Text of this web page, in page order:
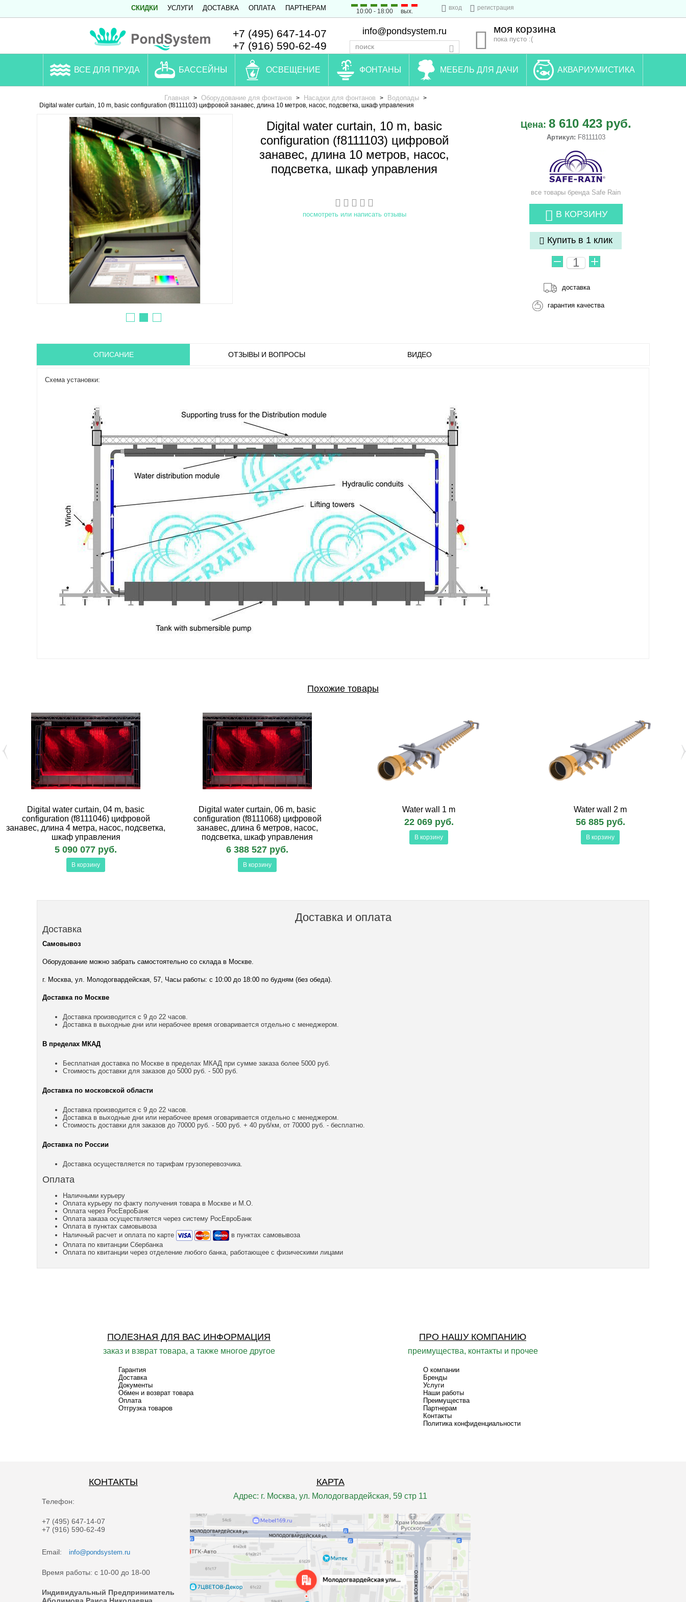
СКИДКИ УСЛУГИ ДОСТАВКА ОПЛАТА ПАРТНЕРАМ 10:00 - 18:00 вых.
вход регистрация
+7 (495) 647-14-07
+7 (916) 590-62-49
info@pondsystem.ru моя корзина
пока пусто :(
ВСЕ ДЛЯ ПРУДА БАССЕЙНЫ ОСВЕЩЕНИЕ ФОНТАНЫ МЕБЕЛЬ ДЛЯ ДАЧИ АКВАРИУМИСТИКА
Главная > Оборудование для фонтанов > Насадки для фонтанов > Водопады >
Digital water curtain, 10 m, basic configuration (f8111103) цифровой занавес, длина 10 метров, насос, подсветка, шкаф управления
Digital water curtain, 10 m, basic
configuration (f8111103) цифровой
занавес, длина 10 метров, насос,
подсветка, шкаф управления
посмотреть или написать отзывы
Цена: 8 610 423 руб.
Артикул: F8111103
все товары бренда Safe Rain
В КОРЗИНУ
Купить в 1 клик
доставка
гарантия качества
ОПИСАНИЕ ОТЗЫВЫ И ВОПРОСЫ ВИДЕО
Схема установки:
Похожие товары
Digital water curtain, 04 m, basic
configuration (f8111046) цифровой
занавес, длина 4 метра, насос, подсветка,
шкаф управления
5 090 077 руб.
В корзину
Digital water curtain, 06 m, basic
configuration (f8111068) цифровой
занавес, длина 6 метров, насос,
подсветка, шкаф управления
6 388 527 руб.
В корзину
Water wall 1 m
22 069 руб.
В корзину
Water wall 2 m
56 885 руб.
В корзину
Доставка и оплата
Доставка
Самовывоз
Оборудование можно забрать самостоятельно со склада в Москве.
г. Москва, ул. Молодогвардейская, 57, Часы работы: с 10:00 до 18:00 по будням (без обеда).
Доставка по Москве
Доставка производится с 9 до 22 часов.
Доставка в выходные дни или нерабочее время оговаривается отдельно с менеджером.
В пределах МКАД
Бесплатная доставка по Москве в пределах МКАД при сумме заказа более 5000 руб.
Стоимость доставки для заказов до 5000 руб. - 500 руб.
Доставка по московской области
Доставка производится с 9 до 22 часов.
Доставка в выходные дни или нерабочее время оговаривается отдельно с менеджером.
Стоимость доставки для заказов до 70000 руб. - 500 руб. + 40 руб/км, от 70000 руб. - бесплатно.
Доставка по России
Доставка осуществляется по тарифам грузоперевозчика.
Оплата
Наличными курьеру
Оплата курьеру по факту получения товара в Москве и М.О.
Оплата через РосЕвроБанк
Оплата заказа осуществляется через систему РосЕвроБанк
Оплата в пунктах самовывоза
Наличный расчет и оплата по карте
в пунктах самовывоза
Оплата по квитанции Сбербанка
Оплата по квитанции через отделение любого банка, работающее с физическими лицами
ПРО НАШУ КОМПАНИЮ
преимущества, контакты и прочее
О компании
Бренды
Услуги
Наши работы
Преимущества
Партнерам
Контакты
Политика конфиденциальности
ПОЛЕЗНАЯ ДЛЯ ВАС ИНФОРМАЦИЯ
заказ и взврат товара, а также многое другое
Гарантия
Доставка
Документы
Обмен и возврат товара
Оплата
Отгрузка товаров
КОНТАКТЫ
Телефон:
+7 (495) 647-14-07
+7 (916) 590-62-49
Email: info@pondsystem.ru
Время работы: с 10-00 до 18-00
Индивидуальный Предприниматель
КАРТА
Адрес: г. Москва, ул. Молодогвардейская, 59 стр 11